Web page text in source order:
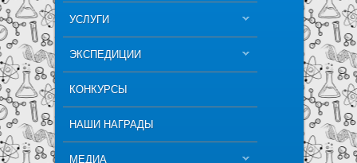
УСЛУГИ
ЭКСПЕДИЦИИ
КОНКУРСЫ
НАШИ НАГРАДЫ
МЕДИА